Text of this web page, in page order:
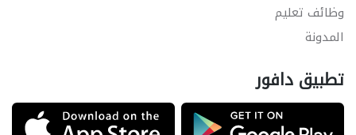
وظائف تعليم
المدونة
تطبيق دافور